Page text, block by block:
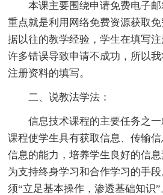
本课主要围绕申请免费电子
重点就是利用网络免费资源获取
据以往的教学经验，学生在填写
许多错误导致申请不成功，所以
注册资料的填写。
二、说教法学法：
信息技术课程的主要任务之
课程使学生具有获取信息、传输
信息的能力，培养学生良好的信
为支持终身学习和合作学习的手
须“立足基本操作，渗透基础知识”